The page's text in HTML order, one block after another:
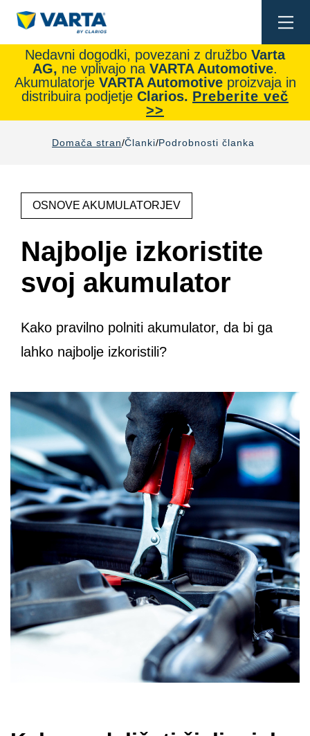
Nedavni dogodki, povezani z družbo Varta
AG, ne vplivajo na VARTA Automotive.
Akumulatorje VARTA Automotiveproizvaja in
distribuira podjetje Clarios. Preberite več
>>
Domača stran Članki Podrobnosti članka
OSNOVE AKUMULATORJEV
Najbolje izkoristite
svoj akumulator
Kako pravilno polniti akumulator, da bi ga
lahko najbolje izkoristili?